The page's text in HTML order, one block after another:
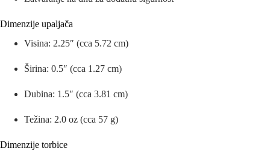
Dimenzije upaljača
Visina: 2.25″ (cca 5.72 cm)
Širina: 0.5″ (cca 1.27 cm)
Dubina: 1.5″ (cca 3.81 cm)
Težina: 2.0 oz (cca 57 g)
Dimenzije torbice